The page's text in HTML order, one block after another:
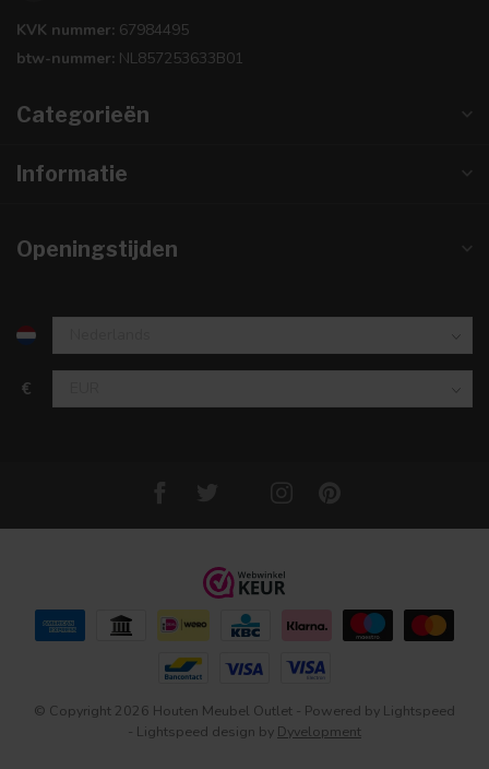
KVK nummer: 67984495
btw-nummer: NL857253633B01
Categorieën
Informatie
Openingstijden
€
© Copyright 2026 Houten Meubel Outlet - Powered by Lightspeed
- Lightspeed design by Dyvelopment